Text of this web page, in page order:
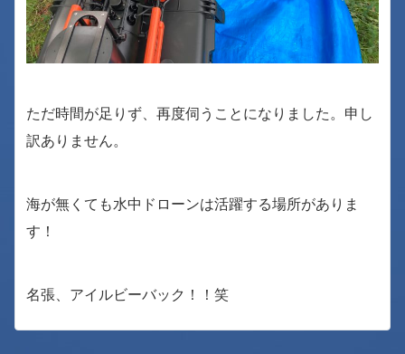
ただ時間が足りず、再度伺うことになりました。申し
訳ありません。
海が無くても水中ドローンは活躍する場所がありま
す！
名張、アイルビーバック！！笑